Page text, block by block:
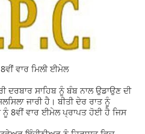
ਵਾਰ ਮਿਲੀ ਈਮੇਲ
ਦਰਬਾਰ ਸਾਹਿਬ ਨੂੰ ਬੰਬ ਨਾਲ ਉਡਾਉਣ ਦੀ
ਜਾਰੀ ਹੈ। ਬੀਤੀ ਦੇਰ ਰਾਤ ਨੂੰ
8ਵੀਂ ਵਾਰ ਈਮੇਲ ਪ੍ਰਾਪਤ ਹੋਈ ਹੈ ਜਿਸ